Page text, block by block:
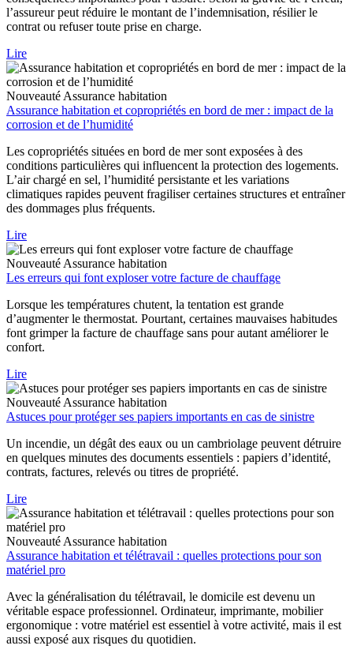
l’assureur peut réduire le montant de l’indemnisation, résilier le
contrat ou refuser toute prise en charge.
Lire
Nouveauté Assurance habitation
Assurance habitation et copropriétés en bord de mer : impact de la
corrosion et de l’humidité
Les copropriétés situées en bord de mer sont exposées à des
conditions particulières qui influencent la protection des logements.
L’air chargé en sel, l’humidité persistante et les variations
climatiques rapides peuvent fragiliser certaines structures et entraîner
des dommages plus fréquents.
Lire
Nouveauté Assurance habitation
Les erreurs qui font exploser votre facture de chauffage
Lorsque les températures chutent, la tentation est grande
d’augmenter le thermostat. Pourtant, certaines mauvaises habitudes
font grimper la facture de chauffage sans pour autant améliorer le
confort.
Lire
Nouveauté Assurance habitation
Astuces pour protéger ses papiers importants en cas de sinistre
Un incendie, un dégât des eaux ou un cambriolage peuvent détruire
en quelques minutes des documents essentiels : papiers d’identité,
contrats, factures, relevés ou titres de propriété.
Lire
Nouveauté Assurance habitation
Assurance habitation et télétravail : quelles protections pour son
matériel pro
Avec la généralisation du télétravail, le domicile est devenu un
véritable espace professionnel. Ordinateur, imprimante, mobilier
ergonomique : votre matériel est essentiel à votre activité, mais il est
aussi exposé aux risques du quotidien.